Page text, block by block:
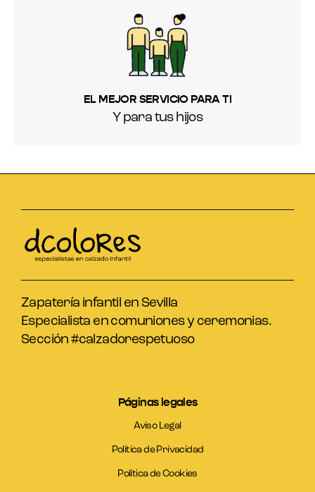
EL MEJOR SERVICIO PARA TI
Y para tus hijos
Zapatería infantil en Sevilla
Especialista en comuniones y ceremonias.
Sección #calzadorespetuoso
Páginas legales
Aviso Legal
Política de Privacidad
Política de Cookies